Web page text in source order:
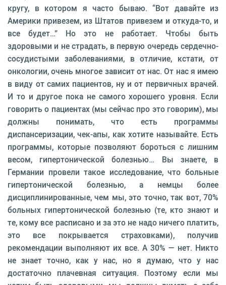
кругу, в котором я часто бываю. “Вот давайте из
Америки привезем, из Штатов привезем и откуда-то, и
все будет…” Но это не работает. Чтобы быть
здоровыми и не страдать, в первую очередь сердечно-
сосудистыми заболеваниями, в отличие, кстати, от
онкологии, очень многое зависит от нас. От нас я имею
в виду от самих пациентов, ну и от первичных врачей.
И то и другое пока не самого хорошего уровня. Если
говорить о пациентах (мы сейчас про это говорим), мы
должны понимать, что есть программы
диспансеризации, чек-апы, как хотите называйте. Есть
программы, которые позволяют бороться с лишним
весом, гипертонической болезнью… Вы знаете, в
Германии провели такое исследование, что больные
гипертонической болезнью, а немцы более
дисциплинированные, чем мы, это точно, так вот, 70%
больных гипертонической болезнью (те, кто знают и
те, кому все расписано и за это не надо ничего платить,
это все покрывается страховками), получив
рекомендации выполняют их все. А 30% — нет. Никто
не знает точно, как у нас, но я думаю, что у нас
достаточно плачевная ситуация. Поэтому если мы